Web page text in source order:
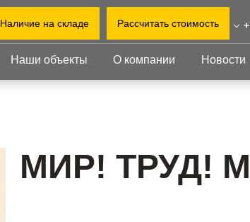
Наличие на складе Рассчитать стоимость
+7(495) 212-14-81
ул. Бутлерова 17,
ступени
Изделия из
Наши объекты О компании Новости
МИР! ТРУД!